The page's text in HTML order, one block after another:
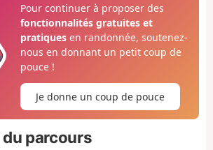
Pour continuer à proposer des
fonctionnalités gratuites et
pratiquesen randonnée, soutenez-
nous en donnant un petit coup de
pouce !
Je donne un coup de pouce
parcours